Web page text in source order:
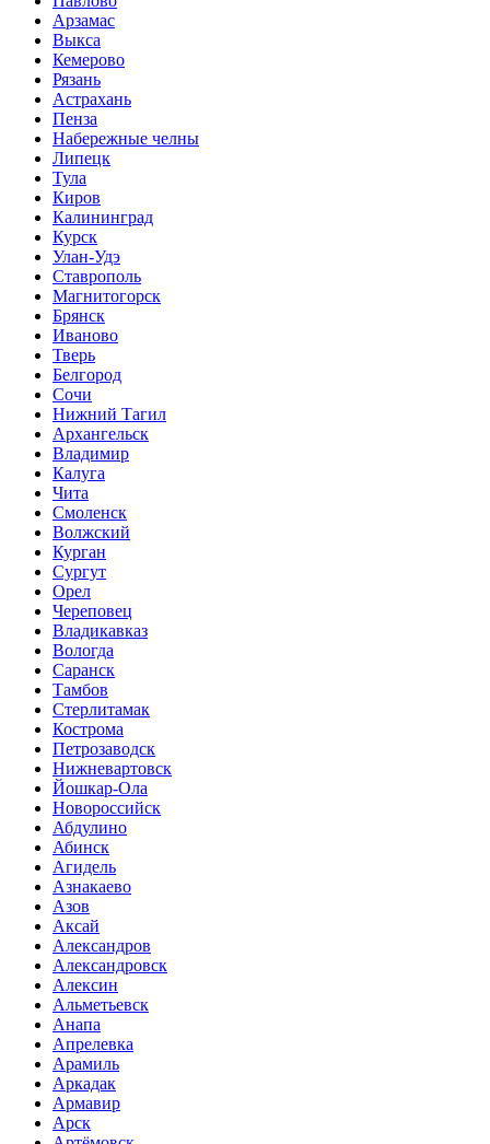
Арзамас
Выкса
Кемерово
Рязань
Астрахань
Пенза
Набережные челны
Липецк
Тула
Киров
Калининград
Курск
Улан-Удэ
Ставрополь
Магнитогорск
Брянск
Иваново
Тверь
Белгород
Сочи
Нижний Тагил
Архангельск
Владимир
Калуга
Чита
Смоленск
Волжский
Курган
Сургут
Орел
Череповец
Владикавказ
Вологда
Саранск
Тамбов
Стерлитамак
Кострома
Петрозаводск
Нижневартовск
Йошкар-Ола
Новороссийск
Абдулино
Абинск
Агидель
Азнакаево
Азов
Аксай
Александров
Александровск
Алексин
Альметьевск
Анапа
Апрелевка
Арамиль
Аркадак
Армавир
Арск